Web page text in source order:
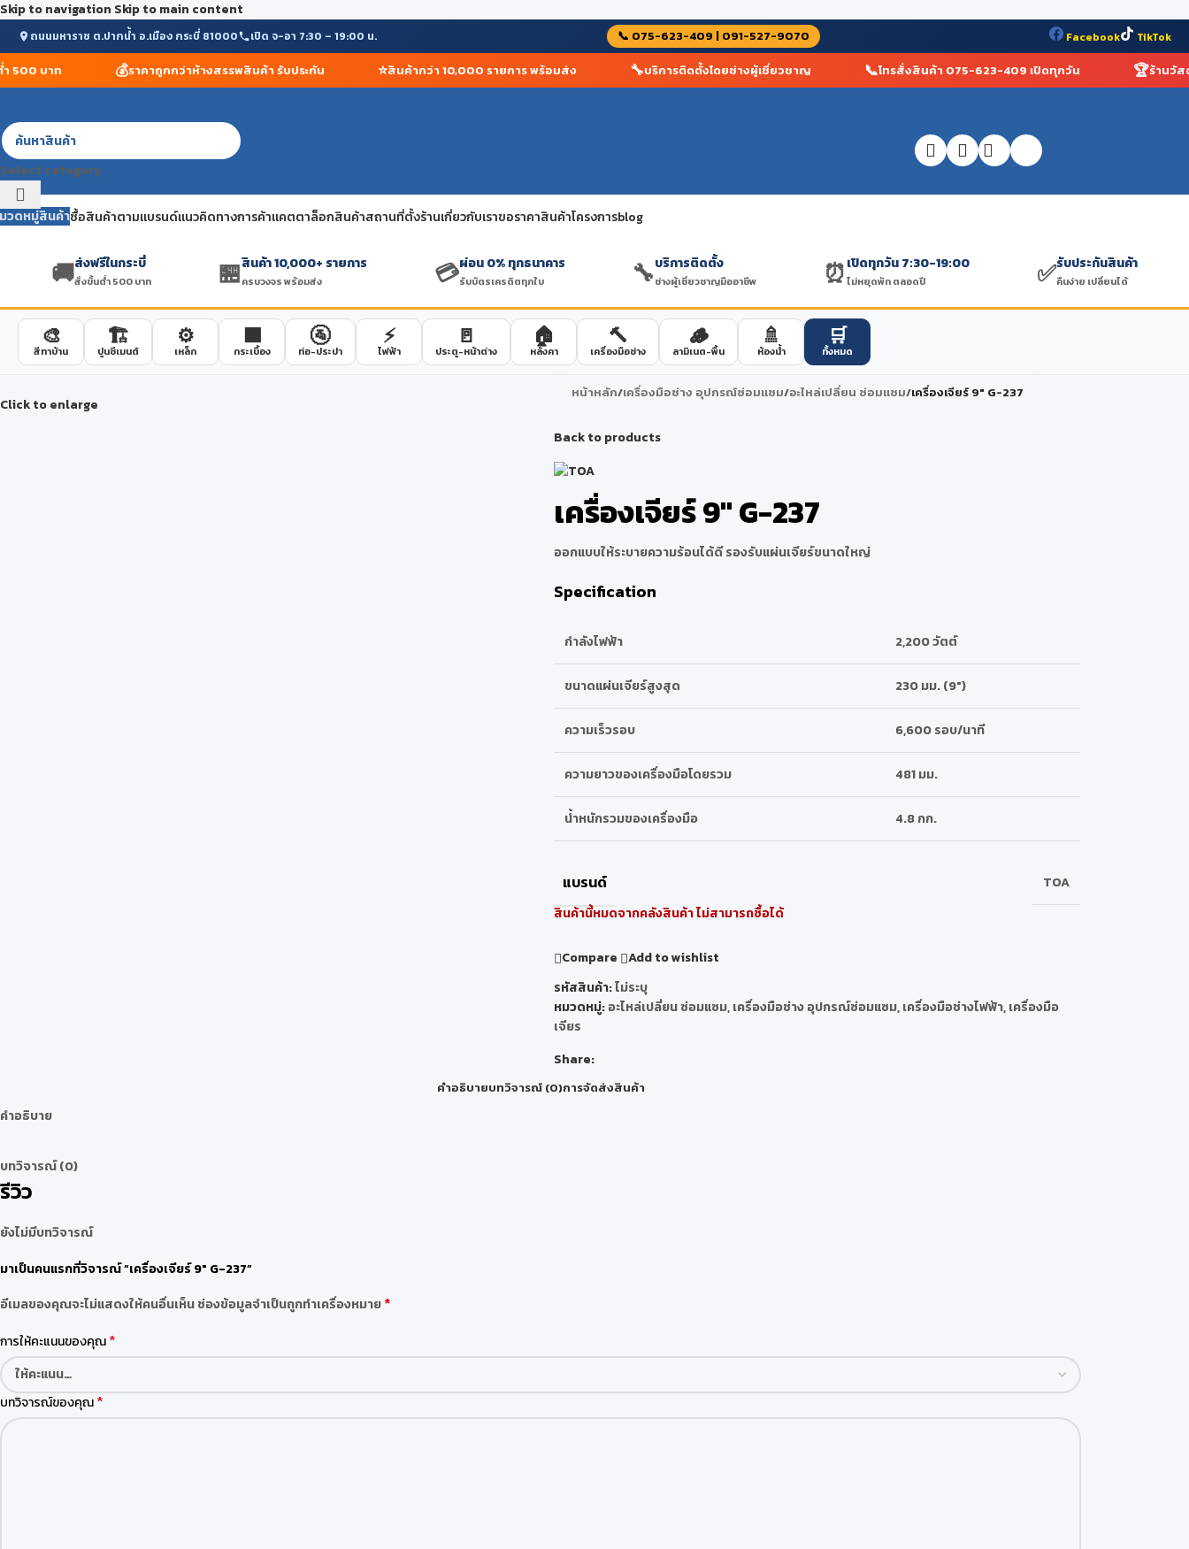
Skip to navigation Skip to main content
ถนนมหาราช ต.ปากน้ำ อ.เมือง กระบี่ 81000 เปิด จ-อา 7:30 – 19:00 น. 📞 075-623-409 | 091-527-9070 Facebook TikTok
บาท ราคาถูกกว่าห้างสรรพสินค้า รับประกัน สินค้ากว่า 10,000 รายการ พร้อมส่ง บริการติดตั้งโดยช่างผู้เชี่ยวชาญ โทรสั่งสินค้า 075-623-409 เปิดทุกวัน ร้านวัสดุก่
Select category
วดหมู่สินค้าซื้อสินค้าตามแบรนด์แนวคิดทางการค้าแคตตาล็อกสินค้าสถานที่ตั้งร้านเกี่ยวกับเราขอราคาสินค้าโครงการblog
🚚ส่งฟรีในกระบี่
สั่งขั้นต่ำ 500 บาท 🏪สินค้า 10,000+ รายการ
ครบวงจร พร้อมส่ง 💳ผ่อน 0% ทุกธนาคาร
รับบัตรเครดิตทุกใบ 🔧บริการติดตั้ง
ช่างผู้เชี่ยวชาญมืออาชีพ ⏰เปิดทุกวัน 7:30-19:00
ไม่หยุดพัก ตลอดปี ✅รับประกันสินค้า
คืนง่าย เปลี่ยนได้
🎨
สีทาบ้าน
🏗️
ปูนซีเมนต์
⚙️
เหล็ก
🟫
กระเบื้อง
🚰
ท่อ-ประปา
⚡
ไฟฟ้า
🚪
ประตู-หน้าต่าง
🏠
หลังคา
🔨
เครื่องมือช่าง
🪵
ลามิเนต-พื้น
🚿
ห้องน้ำ
🛒
ทั้งหมด
Click to enlarge
หน้าหลัก/เครื่องมือช่าง อุปกรณ์ซ่อมแซม/อะไหล่เปลี่ยน ซ่อมแซม/เครื่องเจียร์ 9″ G-237
Back to products
เครื่องเจียร์ 9″ G-237
ออกแบบให้ระบายความร้อนได้ดี รองรับแผ่นเจียร์ขนาดใหญ่
Specification
กำลังไฟฟ้า 2,200 วัตต์
ขนาดแผ่นเจียร์สูงสุด 230 มม. (9″)
ความเร็วรอบ 6,600 รอบ/นาที
ความยาวของเครื่องมือโดยรวม 481 มม.
น้ำหนักรวมของเครื่องมือ 4.8 กก.
แบรนด์
TOA
สินค้านี้หมดจากคลังสินค้า ไม่สามารถซื้อได้
Compare
Add to wishlist
รหัสสินค้า:ไม่ระบุ
หมวดหมู่:อะไหล่เปลี่ยน ซ่อมแซม,เครื่องมือช่าง อุปกรณ์ซ่อมแซม,เครื่องมือช่างไฟฟ้า,เครื่องมือ
เจียร
Share:
คำอธิบายบทวิจารณ์ (0)การจัดส่งสินค้า
คำอธิบาย
บทวิจารณ์ (0)
รีวิว
ยังไม่มีบทวิจารณ์
มาเป็นคนแรกที่วิจารณ์ “เครื่องเจียร์ 9″ G-237”
อีเมลของคุณจะไม่แสดงให้คนอื่นเห็นช่องข้อมูลจำเป็นถูกทำเครื่องหมาย*
การให้คะแนนของคุณ*
บทวิจารณ์ของคุณ*